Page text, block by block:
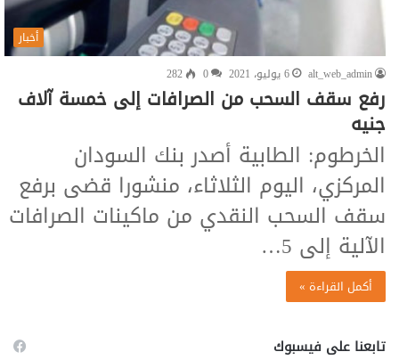
أخبار
alt_web_admin
6 يوليو، 2021 0
282
رفع سقف السحب من الصرافات إلى خمسة آلاف
جنيه
الخرطوم: الطابية أصدر بنك السودان
المركزي، اليوم الثلاثاء، منشورا قضى برفع
سقف السحب النقدي من ماكينات الصرافات
الآلية إلى 5…
أكمل القراءة »
تابعنا على فيسبوك